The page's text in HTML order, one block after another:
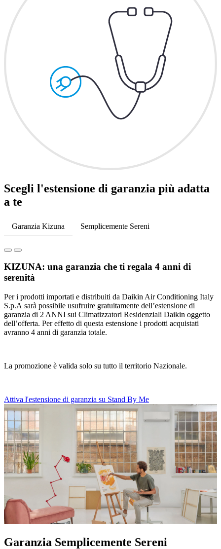
Scegli l'estensione di garanzia più adatta
a te
Garanzia Kizuna Semplicemente Sereni
KIZUNA: una garanzia che ti regala 4 anni di
serenità
Per i prodotti importati e distribuiti da Daikin Air Conditioning Italy
S.p.A sarà possibile usufruire gratuitamente dell’estensione di
garanzia di 2 ANNI sui Climatizzatori Residenziali Daikin oggetto
dell’offerta. Per effetto di questa estensione i prodotti acquistati
avranno 4 anni di garanzia totale.
La promozione è valida solo su tutto il territorio Nazionale.
Attiva l'estensione di garanzia su Stand By Me
Garanzia Semplicemente Sereni